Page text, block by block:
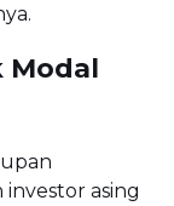
Modal
asing